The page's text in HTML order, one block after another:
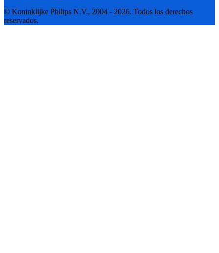
© Koninklijke Philips N.V., 2004 - 2026. Todos los derechos
reservados.